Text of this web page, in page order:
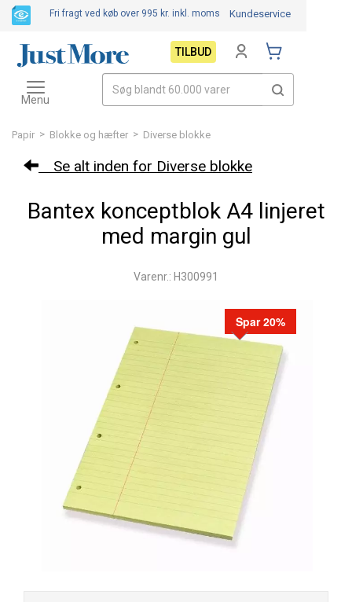
Papir > Blokke og hæfter > Diverse blokke
Se alt inden for Diverse blokke
Bantex konceptblok A4 linjeret
med margin gul
Varenr.: H300991
Spar 20%
Fri fragt ved køb over 995 kr. inkl. moms Kundeservice
TILBUD
Toggle
navigation
Menu